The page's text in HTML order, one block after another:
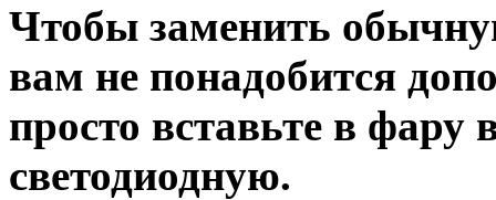
Чтобы заменить
вам не понадобится
просто вставьте в
светодиодную.